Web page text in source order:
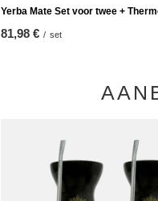
Yerba Mate Set voor twee +
81,98 € / set